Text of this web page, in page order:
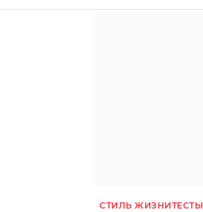
СТИЛЬ ЖИЗНИТЕСТЫ